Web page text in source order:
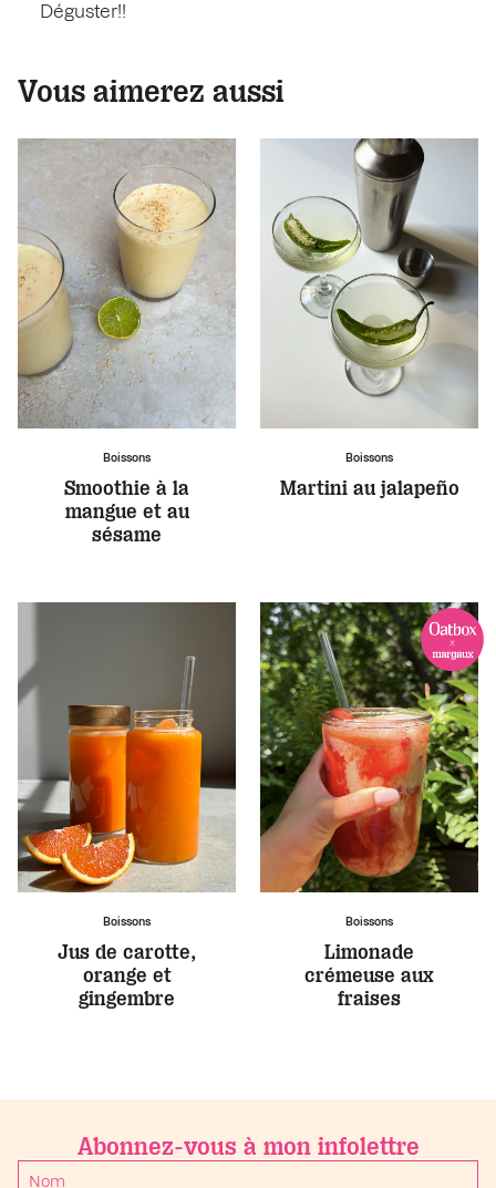
Déguster!!
Vous aimerez aussi
Boissons
Smoothie à la
mangue et au
sésame
Boissons
Martini au jalapeño
Boissons
Jus de carotte,
orange et
gingembre
Boissons
Limonade
crémeuse aux
fraises
Abonnez-vous à mon infolettre